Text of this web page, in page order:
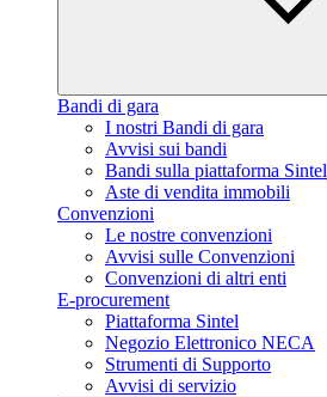
Bandi di gara
I nostri Bandi di gara
Avvisi sui bandi
Bandi sulla piattaforma Sintel
Aste di vendita immobili
Convenzioni
Le nostre convenzioni
Avvisi sulle Convenzioni
Convenzioni di altri enti
E-procurement
Piattaforma Sintel
Negozio Elettronico NECA
Strumenti di Supporto
Avvisi di servizio